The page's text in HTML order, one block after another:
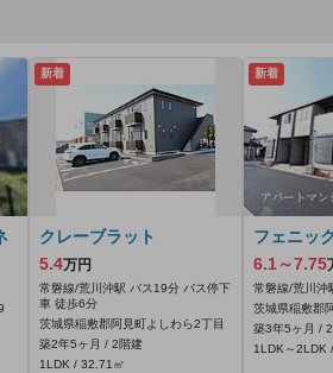
新着
クレーブラット
5.4万円
常磐線/荒川沖駅 バス19分 バス停下
車 徒歩6分
茨城県稲敷郡阿見町よしわら2丁目
築2年5ヶ月 / 2階建
1LDK / 32.71㎡
新着
フェニッ
6.1～7.75
常磐線/荒川沖
茨城県稲敷郡
築3年5ヶ月 /
1LDK～2LDK